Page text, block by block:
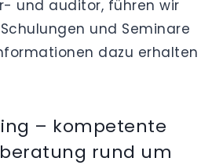
und auditor, führen wir
und Seminare
dazu erhalten
– kompetente
rund um